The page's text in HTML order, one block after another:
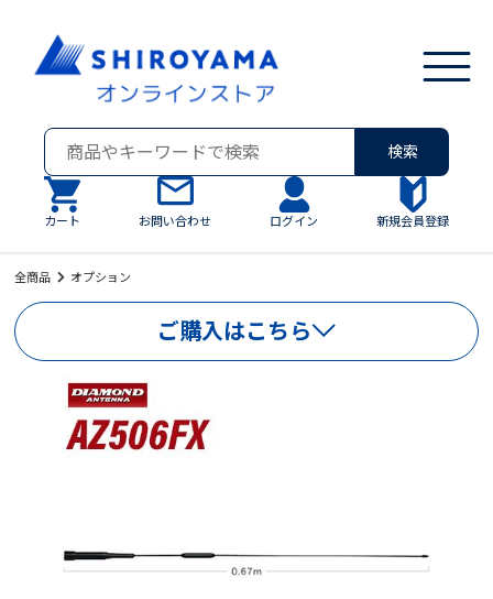
検索
カート お問い合わせ ログイン 新規会員登録
全商品 オプション
ご購入はこちら